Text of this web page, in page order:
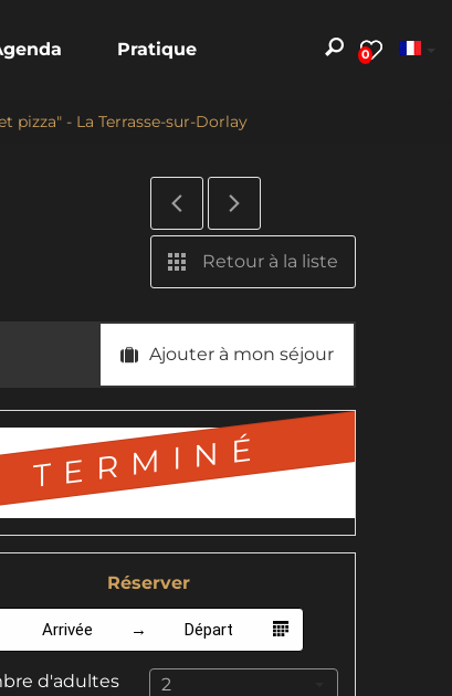
0
Pratique
pizza" - La Terrasse-sur-Dorlay
Retour à la liste
Ajouter à mon séjour
TERMINÉ
Réserver
Arrivée Départ
d'adultes 2